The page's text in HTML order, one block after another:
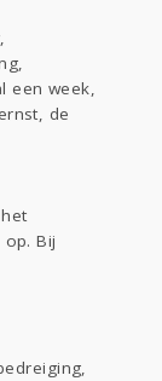
een week,
de
Bij